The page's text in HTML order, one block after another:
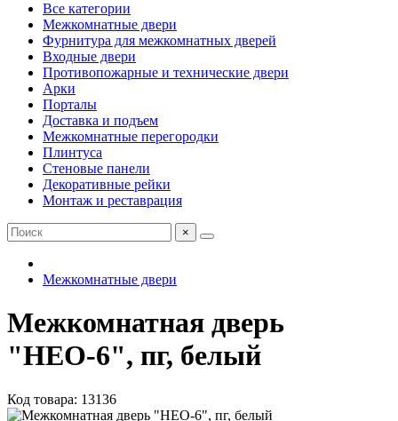
Все категории
Межкомнатные двери
Фурнитура для межкомнатных дверей
Входные двери
Противопожарные и технические двери
Арки
Порталы
Доставка и подъем
Межкомнатные перегородки
Плинтуса
Стеновые панели
Декоративные рейки
Монтаж и реставрация
×
Межкомнатные двери
Межкомнатная дверь
"НЕО-6", пг, белый
Код товара: 13136